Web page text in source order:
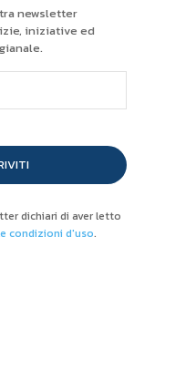
newsletter
iniziative ed
dichiari di aver letto
condizioni d'uso.